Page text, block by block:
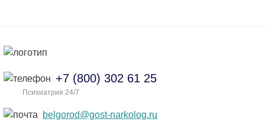
+7 (800) 302 61 25
Психиатрия 24/7
belgorod@gost-narkolog.ru